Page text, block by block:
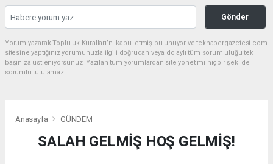
Gönder
Yorum yazarak Topluluk Kuralları’nı kabul etmiş bulunuyor ve tekhabergazetesi.com
sitesine yaptığınız yorumunuzla ilgili doğrudan veya dolaylı tüm sorumluluğu tek
başınıza üstleniyorsunuz. Yazılan tüm yorumlardan site yönetimi hiçbir şekilde
sorumlu tutulamaz.
Anasayfa GÜNDEM
SALAH GELMİŞ HOŞ GELMİŞ!